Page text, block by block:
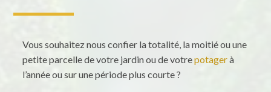
Vous souhaitez nous confier la totalité, la moitié ou une
petite parcelle de votre jardin ou de votrepotagerà
l’année ou sur une période plus courte ?